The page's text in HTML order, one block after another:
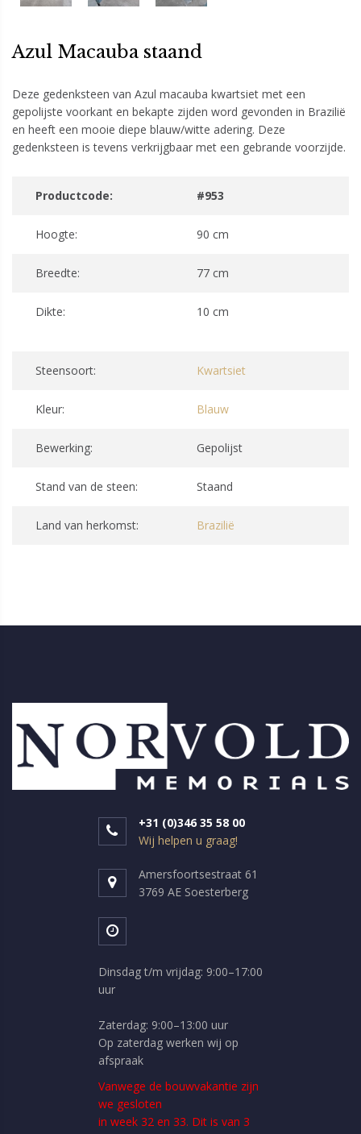
Azul Macauba staand
Deze gedenksteen van Azul macauba kwartsiet met een
gepolijste voorkant en bekapte zijden word gevonden in Brazilië
en heeft een mooie diepe blauw/witte adering. Deze
gedenksteen is tevens verkrijgbaar met een gebrande voorzijde.
Productcode: #953
Hoogte: 90 cm
Breedte: 77 cm
Dikte: 10 cm
Steensoort: Kwartsiet
Kleur: Blauw
Bewerking: Gepolijst
Stand van de steen: Staand
Land van herkomst: Brazilië
+31 (0)346 35 58 00
Wij helpen u graag!
Amersfoortsestraat 61
3769 AE Soesterberg
Dinsdag t/m vrijdag: 9:00–17:00
uur
Zaterdag: 9:00–13:00 uur
Op zaterdag werken wij op
afspraak
Vanwege de bouwvakantie zijn
we gesloten
in week 32 en 33. Dit is van 3